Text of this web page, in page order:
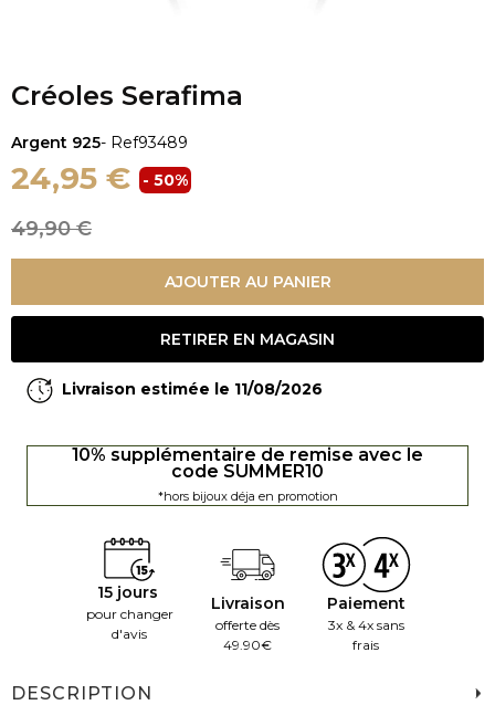
Créoles Serafima
Argent 925- Ref93489
24,95 € - 50%
49,90 €
AJOUTER AU PANIER
RETIRER EN MAGASIN
Livraison estimée le 11/08/2026
10% supplémentaire de remise avec le
code SUMMER10
*hors bijoux déja en promotion
15 jours
pour changer
d'avis
Livraison
offerte dès
49.90€
Paiement
3x & 4x sans
frais
DESCRIPTION